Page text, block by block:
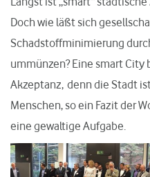
Doch wie läßt sich
Schadstoffminimierung
ummünzen? Eine smart
Akzeptanz, denn die Stadt
Menschen, so ein Fazit der
eine gewaltige Aufgabe.